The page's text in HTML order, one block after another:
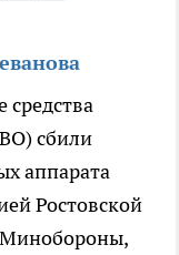
средства
сбили
аппарата
Ростовской